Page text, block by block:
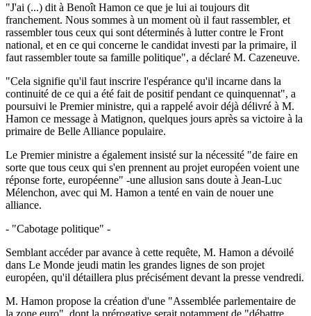
"J'ai (...) dit à Benoît Hamon ce que je lui ai toujours dit
franchement. Nous sommes à un moment où il faut rassembler, et
rassembler tous ceux qui sont déterminés à lutter contre le Front
national, et en ce qui concerne le candidat investi par la primaire, il
faut rassembler toute sa famille politique", a déclaré M. Cazeneuve.
"Cela signifie qu'il faut inscrire l'espérance qu'il incarne dans la
continuité de ce qui a été fait de positif pendant ce quinquennat", a
poursuivi le Premier ministre, qui a rappelé avoir déjà délivré à M.
Hamon ce message à Matignon, quelques jours après sa victoire à la
primaire de Belle Alliance populaire.
Le Premier ministre a également insisté sur la nécessité "de faire en
sorte que tous ceux qui s'en prennent au projet européen voient une
réponse forte, européenne" -une allusion sans doute à Jean-Luc
Mélenchon, avec qui M. Hamon a tenté en vain de nouer une
alliance.
- "Cabotage politique" -
Semblant accéder par avance à cette requête, M. Hamon a dévoilé
dans Le Monde jeudi matin les grandes lignes de son projet
européen, qu'il détaillera plus précisément devant la presse vendredi.
M. Hamon propose la création d'une "Assemblée parlementaire de
la zone euro", dont la prérogative serait notamment de "débattre